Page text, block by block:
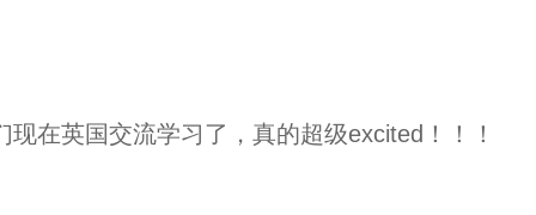
现在英国交流学习了，真的超级excited！！！